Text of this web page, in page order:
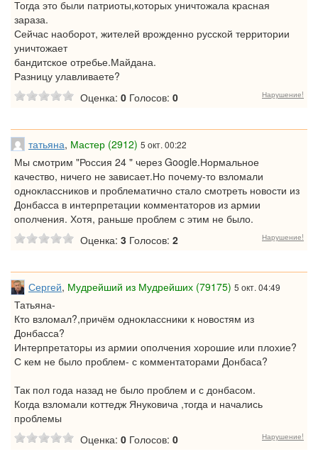
Тогда это были патриоты,которых уничтожала красная
зараза.
Сейчас наоборот, жителей врожденно русской территории
уничтожает
бандитское отребье.Майдана.
Разницу улавливаете?
Оценка: 0 Голосов: 0 Нарушение!
татьяна, Мастер (2912) 5 окт. 00:22
Мы смотрим "Россия 24 " через Google.Нормальное
качество, ничего не зависает.Но почему-то взломали
одноклассников и проблематично стало смотреть новости из
Донбасса в интерпретации комментаторов из армии
ополчения. Хотя, раньше проблем с этим не было.
Оценка: 3 Голосов: 2 Нарушение!
Сергей, Мудрейший из Мудрейших (79175) 5 окт. 04:49
Татьяна-
Кто взломал?,причём одноклассники к новостям из
Донбасса?
Интерпретаторы из армии ополчения хорошие или плохие?
С кем не было проблем- с комментаторами Донбаса?
Так пол года назад не было проблем и с донбасом.
Когда взломали коттедж Януковича ,тогда и начались
проблемы
Оценка: 0 Голосов: 0 Нарушение!